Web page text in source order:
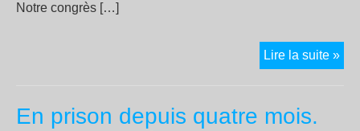
Notre congrès […]
Lire la suite »
En prison depuis quatre mois.